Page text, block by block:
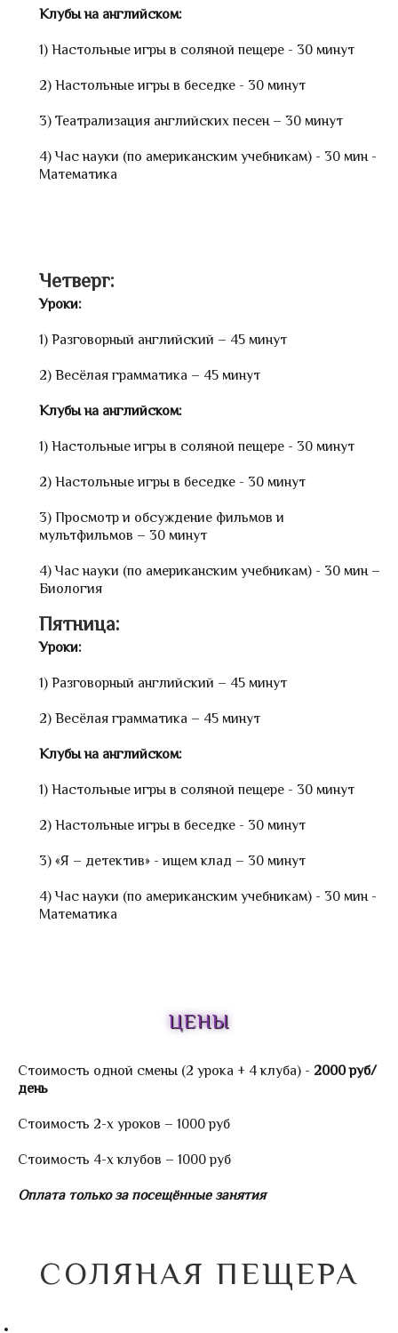
Клубы на английском:
1) Настольные игры в соляной пещере - 30 минут
2) Настольные игры в беседке - 30 минут
3) Театрализация английских песен – 30 минут
4) Час науки (по американским учебникам) - 30 мин -
Математика
Четверг:
Уроки:
1) Разговорный английский – 45 минут
2) Весёлая грамматика – 45 минут
Клубы на английском:
1) Настольные игры в соляной пещере - 30 минут
2) Настольные игры в беседке - 30 минут
3) Просмотр и обсуждение фильмов и
мультфильмов – 30 минут
4) Час науки (по американским учебникам) - 30 мин –
Биология
Пятница:
Уроки:
1) Разговорный английский – 45 минут
2) Весёлая грамматика – 45 минут
Клубы на английском:
1) Настольные игры в соляной пещере - 30 минут
2) Настольные игры в беседке - 30 минут
3) «Я – детектив» - ищем клад – 30 минут
4) Час науки (по американским учебникам) - 30 мин -
Математика
ЦЕНЫ
Стоимость одной смены (2 урока + 4 клуба) - 2000 руб/
день
Стоимость 2-х уроков – 1000 руб
Стоимость 4-х клубов – 1000 руб
Оплата только за посещённые занятия
СОЛЯНАЯ ПЕЩЕРА